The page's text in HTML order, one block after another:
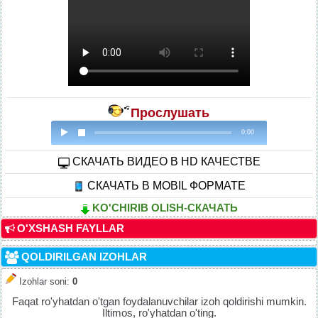
Прослушать
0:00
CКАЧАТЬ ВИДЕО В HD КАЧЕСТВЕ
СКАЧАТЬ В MOBIL ФОРМАТЕ
KO'CHIRIB OLISH-СКАЧАТЬ
O'XSHASH FAYLLAR
QOLDIRILGAN IZOHLAR
Izohlar soni: 0
Faqat ro'yhatdan o'tgan foydalanuvchilar izoh qoldirishi mumkin.
Iltimos, ro'yhatdan o'ting.